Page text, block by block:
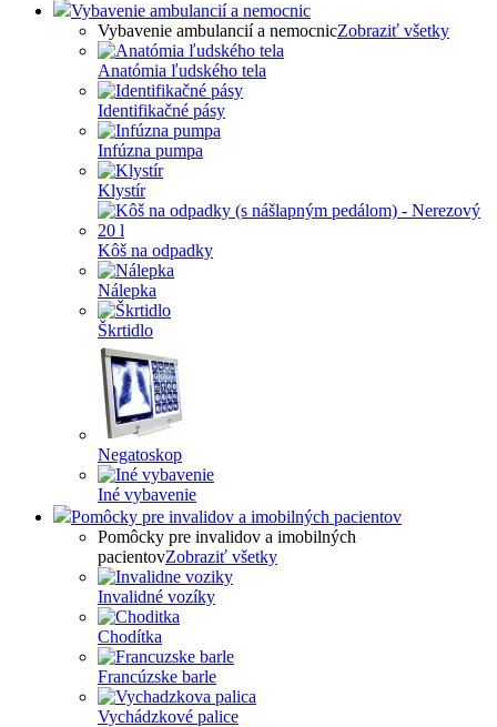
Vybavenie ambulancií a nemocnic
Vybavenie ambulancií a nemocnicZobraziť všetky
Anatómia ľudského tela
Identifikačné pásy
Infúzna pumpa
Klystír
Kôš na odpadky
Nálepka
Škrtidlo
Negatoskop
Iné vybavenie
Pomôcky pre invalidov a imobilných pacientov
Pomôcky pre invalidov a imobilných
pacientovZobraziť všetky
Invalidné vozíky
Chodítka
Francúzske barle
Vychádzkové palice